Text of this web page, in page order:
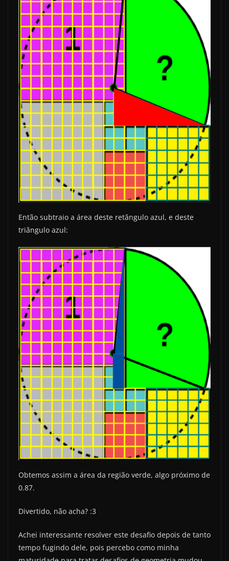
Então subtraio a área deste retângulo azul, e deste
triângulo azul:
Obtemos assim a área da região verde, algo próximo de
0.87.
Divertido, não acha? :3
Achei interessante resolver este desafio depois de tanto
tempo fugindo dele, pois percebo como minha